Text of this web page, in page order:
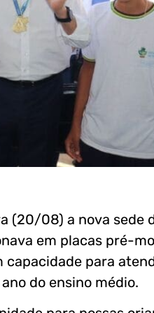
(20/08) a nova sede
em placas pré-
para
do ensino médio.